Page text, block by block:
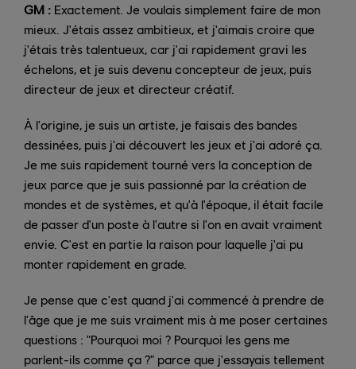
GM : Exactement. Je voulais simplement faire de mon
mieux. J'étais assez ambitieux, et j'aimais croire que
j'étais très talentueux, car j'ai rapidement gravi les
échelons, et je suis devenu concepteur de jeux, puis
directeur de jeux et directeur créatif.
À l'origine, je suis un artiste, je faisais des bandes
dessinées, puis j'ai découvert les jeux et j'ai adoré ça.
Je me suis rapidement tourné vers la conception de
jeux parce que je suis passionné par la création de
mondes et de systèmes, et qu'à l'époque, il était facile
de passer d'un poste à l'autre si l'on en avait vraiment
envie. C'est en partie la raison pour laquelle j'ai pu
monter rapidement en grade.
Je pense que c'est quand j'ai commencé à prendre de
l'âge que je me suis vraiment mis à me poser certaines
questions : "Pourquoi moi ? Pourquoi les gens me
parlent-ils comme ça ?" parce que j'essayais tellement